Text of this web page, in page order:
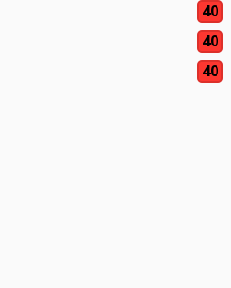
40
40
40